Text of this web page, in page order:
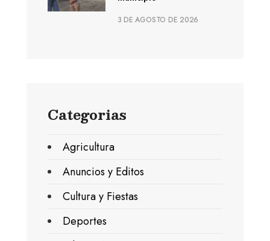
3 DE AGOSTO DE 2026
Categorias
Agricultura
Anuncios y Editos
Cultura y Fiestas
Deportes